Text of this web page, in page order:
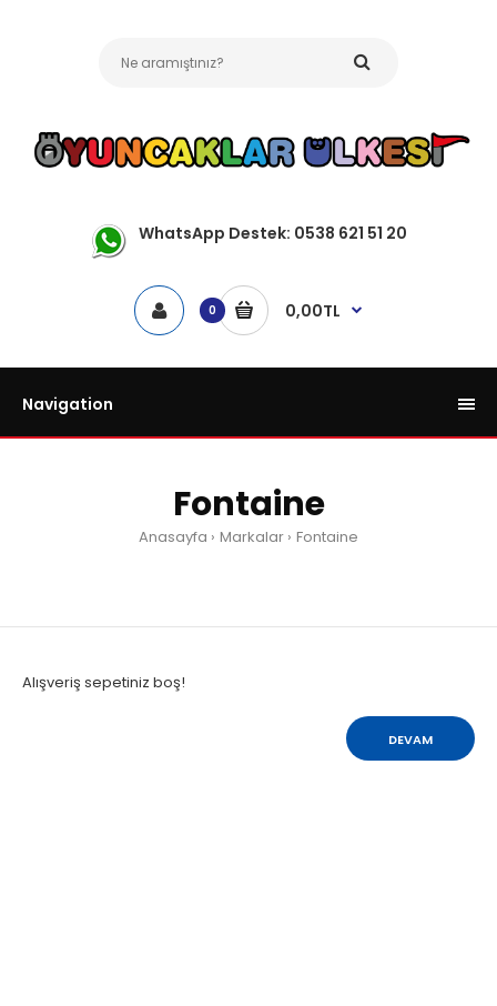
WhatsApp Destek: 0538 621 51 20
0 0,00TL
Navigation
Fontaine
Anasayfa Markalar Fontaine
Alışveriş sepetiniz boş!
DEVAM